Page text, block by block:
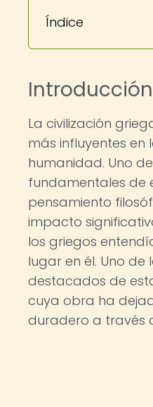
Índice
Introducción
La civilización
más influyentes en
humanidad. Uno
fundamentales de
pensamiento
impacto
los griegos
lugar en él. Uno de
destacados de
cuya obra ha
duradero a través